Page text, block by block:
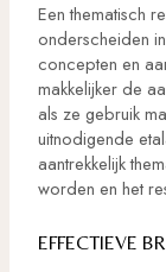
Een thematisch
onderscheiden
concepten en
makkelijker de
als ze gebruik
uitnodigende
aantrekkelijk
worden en het
EFFECTIEVE